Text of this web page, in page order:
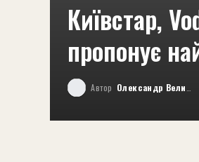
Київстар,
пропонує
Автор Олександр Великий